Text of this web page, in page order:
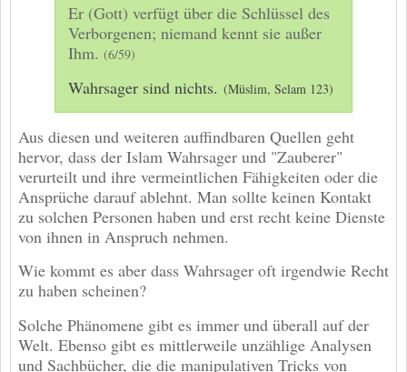
Er (Gott) verfügt über die Schlüssel des
Verborgenen; niemand kennt sie außer
Ihm. (6/59)
Wahrsager sind nichts. (Müslim, Selam 123)
Aus diesen und weiteren auffindbaren Quellen geht
hervor, dass der Islam Wahrsager und "Zauberer"
verurteilt und ihre vermeintlichen Fähigkeiten oder die
Ansprüche darauf ablehnt. Man sollte keinen Kontakt
zu solchen Personen haben und erst recht keine Dienste
von ihnen in Anspruch nehmen.
Wie kommt es aber dass Wahrsager oft irgendwie Recht
zu haben scheinen?
Solche Phänomene gibt es immer und überall auf der
Welt. Ebenso gibt es mittlerweile unzählige Analysen
und Sachbücher, die die manipulativen Tricks von